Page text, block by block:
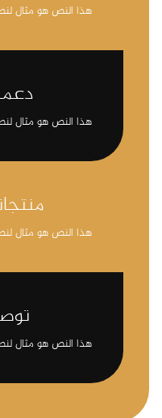
هذا النص هو مثال
هذا النص هو مثال
هذا النص هو مثال
هذا النص هو مثال